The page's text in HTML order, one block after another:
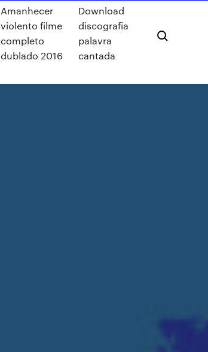
Amanhecer
violento filme
completo
dublado 2016
Download
discografia
palavra
cantada